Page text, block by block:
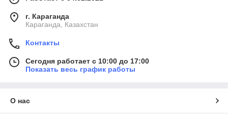
г. Караганда
Караганда, Казахстан
Контакты
Сегодня работает с 10:00 до 17:00
Показать весь график работы
О нас